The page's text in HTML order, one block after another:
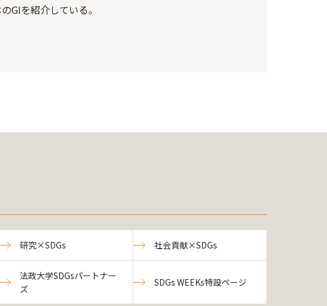
GIを紹介している。
研究×SDGs 社会貢献×SDGs
法政大学SDGsパートナー
ズ
SDGs WEEKs特設ページ